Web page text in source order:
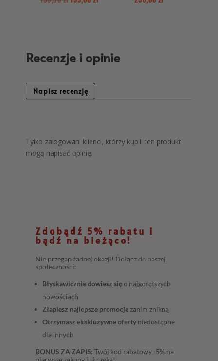
Recenzje i opinie
Napisz recenzję
Tylko zalogowani klienci, którzy kupili ten produkt
mogą napisać opinię.
Zdobądź 5% rabatu i
bądź na bieżąco!
Nie przegap żadnej okazji! Dołącz do naszej
społeczności:
Błyskawicznie dowiesz sięo najgorętszych
nowościach
Złapiesz najlepsze promocje zanim znikną
Otrzymasz ekskluzywne oferty niedostępne
dla innych
BONUS ZA ZAPIS: Twój kod rabatowy -5% na
pierwsze zakupy już czeka!